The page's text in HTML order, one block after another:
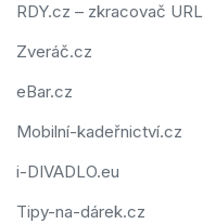
RDY.cz – zkracovač URL
Zveráč.cz
eBar.cz
Mobilní-kadeřnictví.cz
i-DIVADLO.eu
Tipy-na-dárek.cz